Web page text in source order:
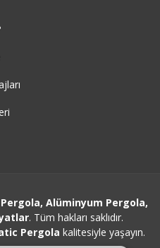
Alüminyum Pergola,
. Tüm hakları saklıdır.
Pergola kalitesiyle yaşayın.